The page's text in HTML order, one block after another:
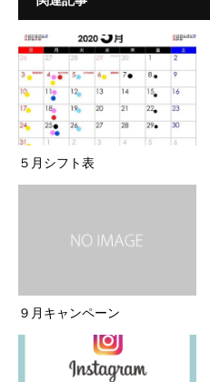
５月シフト表
９月キャンペーン